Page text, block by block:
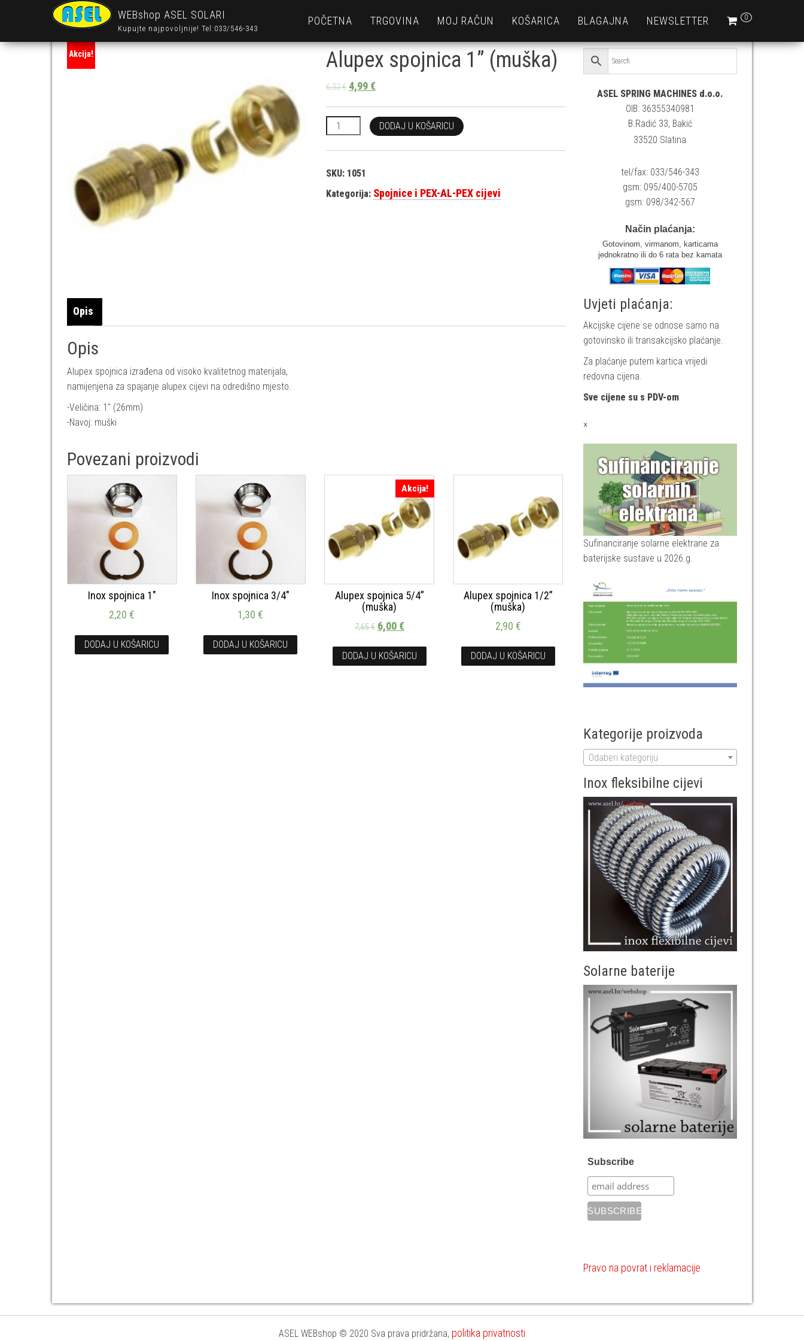
WEBshop ASEL SOLARI
Kupujte najpovoljnije! Tel:033/546-343
0
POČETNA TRGOVINA MOJ RAČUN KOŠARICA BLAGAJNA NEWSLETTER
Akcija! Alupex spojnica 1” (muška)
6,32€ 4,99€
Alupex spojnica 1'' (muška) količina
DODAJ U KOŠARICU
SKU: 1051
Kategorija: Spojnice i PEX-AL-PEX cijevi
Opis
Opis
Alupex spojnica izrađena od visoko kvalitetnog materijala,
namijenjena za spajanje alupex cijevi na odredišno mjesto.
-Veličina: 1″ (26mm)
-Navoj: muški
Povezani proizvodi
Inox spojnica 1″
2,20€
DODAJ U KOŠARICU
Inox spojnica 3/4″
1,30€
DODAJ U KOŠARICU
Akcija!
Alupex spojnica 5/4”
(muška)
7,65€ 6,00€
DODAJ U KOŠARICU
Alupex spojnica 1/2”
(muška)
2,90 €
DODAJ U KOŠARICU
ASEL SPRING MACHINES d.o.o.
OIB: 36355340981
B.Radić 33, Bakić
33520 Slatina
tel/fax: 033/546-343
gsm: 095/400-5705
gsm: 098/342-567
Način plaćanja:
Gotovinom, virmanom, karticama
jednokratno ili do 6 rata bez kamata
Uvjeti plaćanja:
Akcijske cijene se odnose samo na
gotovinsko ili transakcijsko plaćanje.
Za plaćanje putem kartica vrijedi
redovna cijena.
Sve cijene su s PDV-om
×
Sufinanciranje solarne elektrane za
baterijske sustave u 2026.g.
Kategorije proizvoda
Odaberi kategoriju
Inox fleksibilne cijevi
Solarne baterije
Subscribe
Pravo na povrat i reklamacije
ASEL WEBshop © 2020 Sva prava pridržana, politika privatnosti